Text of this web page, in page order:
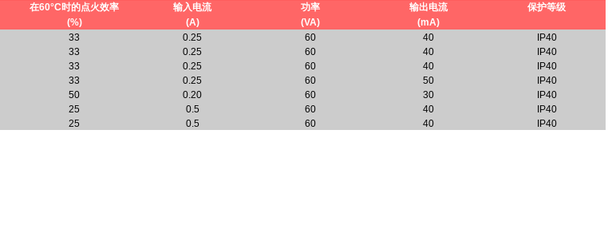
在60°C时的点火效率 输入电流 功率 输出电流
保护等级
(%) (A) (VA)
(mA)
33 0.25 60 40
IP40
33 0.25 60 40
IP40
33 0.25 60 40
IP40
33 0.25 60 50
IP40
50 0.20 60 30
IP40
25 0.5 60 40
IP40
25 0.5 60 40 IP40